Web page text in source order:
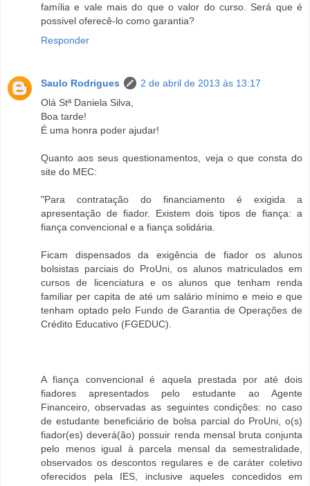
família e vale mais do que o valor do curso. Será que é
possivel oferecê-lo como garantia?
Responder
Saulo Rodrigues
2 de abril de 2013 às 13:17
Olá Stª Daniela Silva,
Boa tarde!
É uma honra poder ajudar!
Quanto aos seus questionamentos, veja o que consta do
site do MEC:
"Para contratação do financiamento é exigida a
apresentação de fiador. Existem dois tipos de fiança: a
fiança convencional e a fiança solidária.
Ficam dispensados da exigência de fiador os alunos
bolsistas parciais do ProUni, os alunos matriculados em
cursos de licenciatura e os alunos que tenham renda
familiar per capita de até um salário mínimo e meio e que
tenham optado pelo Fundo de Garantia de Operações de
Crédito Educativo (FGEDUC).
A fiança convencional é aquela prestada por até dois
fiadores apresentados pelo estudante ao Agente
Financeiro, observadas as seguintes condições: no caso
de estudante beneficiário de bolsa parcial do ProUni, o(s)
fiador(es) deverá(ão) possuir renda mensal bruta conjunta
pelo menos igual à parcela mensal da semestralidade,
observados os descontos regulares e de caráter coletivo
oferecidos pela IES, inclusive aqueles concedidos em